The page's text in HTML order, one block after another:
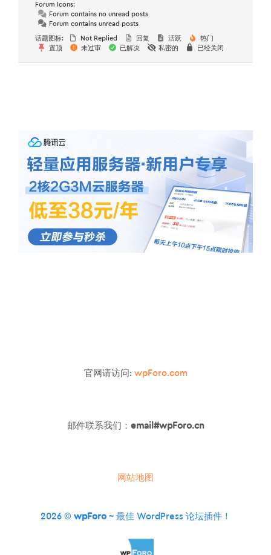
Forum Icons:
Forum contains no unread posts
Forum contains unread posts
话题图标: Not Replied 回复 活跃
热门
置顶
未过审 已解决 私密的 已经关闭
官网请访问: wpForo.com
邮件联系我们： email#wpForo.cn
网站地图
2026 © wpForo~ 最佳 WordPress 论坛插件！